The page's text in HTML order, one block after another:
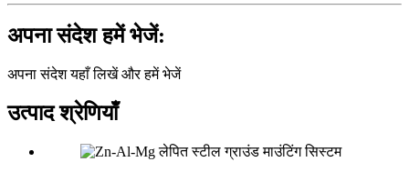
अपना संदेश हमें भेजें:
अपना संदेश यहाँ लिखें और हमें भेजें
उत्पाद श्रेणियाँ